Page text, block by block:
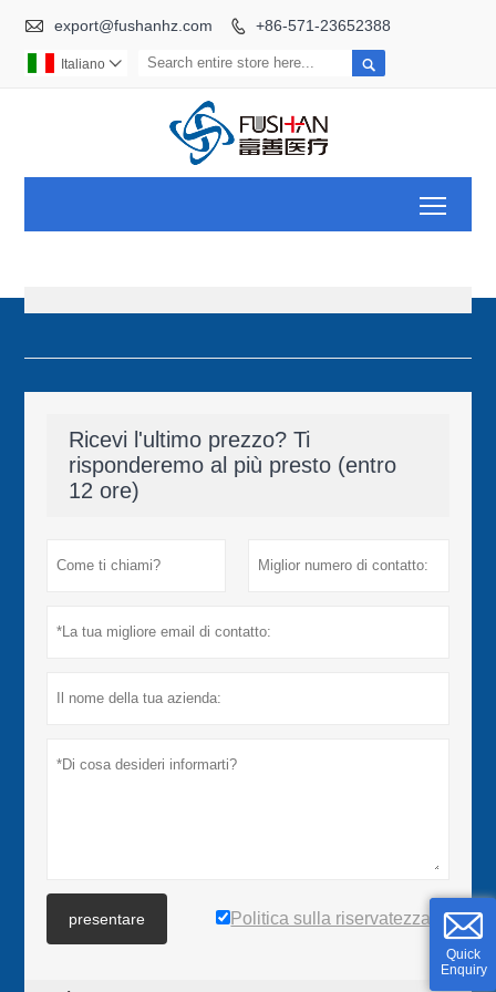
Quick
Enquiry
 export@fushanhz.com  +86-571-23652388

Italiano 
Ricevi l'ultimo prezzo? Ti
risponderemo al più presto (entro
12 ore)
presentare Politica sulla riservatezza